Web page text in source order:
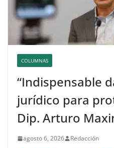
COLUMNAS
“Indispensable
jurídico para
Dip. Arturo
agosto 6, 2026 Redacción